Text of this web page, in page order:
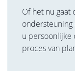
Of het nu gaat
u persoonlijke
proces van